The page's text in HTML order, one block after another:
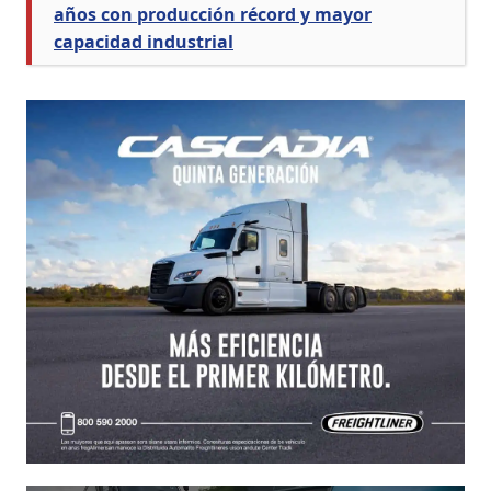
años con producción récord y mayor
capacidad industrial